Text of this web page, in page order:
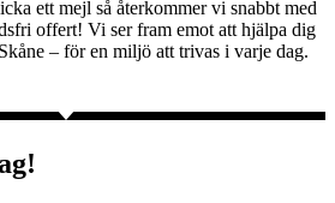
ett mejl så återkommer vi snabbt med
offert! Vi ser fram emot att hjälpa dig
– för en miljö att trivas i varje dag.